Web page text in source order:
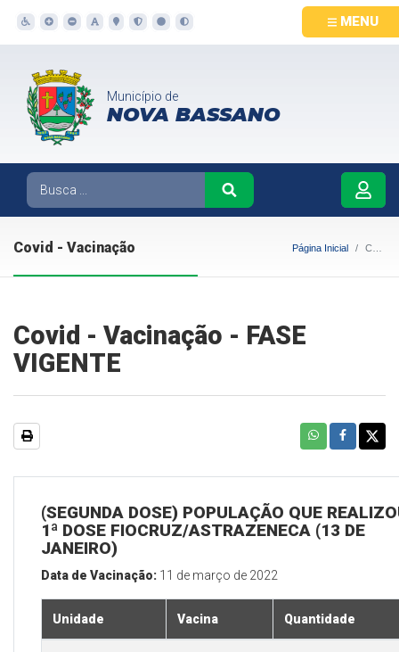
MENU
Município de
NOVA BASSANO
Covid - Vacinação Página Inicial Covid - Vacinação
Covid - Vacinação - FASE
VIGENTE
(SEGUNDA DOSE) POPULAÇÃO QUE
1ª DOSE FIOCRUZ/ASTRAZENECA (13 DE
JANEIRO)
Data de Vacinação: 11 de março de 2022
Unidade Vacina Quantidade